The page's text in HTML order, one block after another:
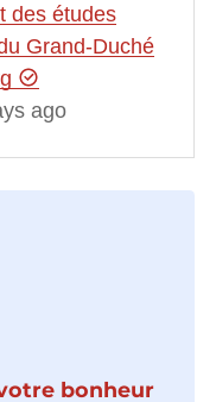
des études
Grand-Duché
ago
bonheur